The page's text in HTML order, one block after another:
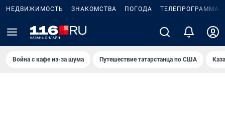
НЕДВИЖИМОСТЬ ЗНАКОМСТВА ПОГОДА ТЕЛЕПРОГРАММА
Война с кафе из-за шума Путешествие татарстанца по США